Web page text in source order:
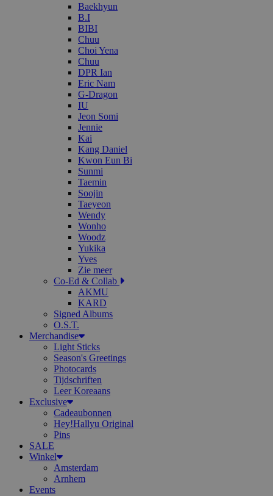
Baekhyun
B.I
BIBI
Chuu
Choi Yena
Chuu
DPR Ian
Eric Nam
G-Dragon
IU
Jeon Somi
Jennie
Kai
Kang Daniel
Kwon Eun Bi
Sunmi
Taemin
Soojin
Taeyeon
Wendy
Wonho
Woodz
Yukika
Yves
Zie meer
Co-Ed & Collab
AKMU
KARD
Signed Albums
O.S.T.
Merchandise
Light Sticks
Season's Greetings
Photocards
Tijdschriften
Leer Koreaans
Exclusive
Cadeaubonnen
Hey!Hallyu Original
Pins
SALE
Winkel
Amsterdam
Arnhem
Events